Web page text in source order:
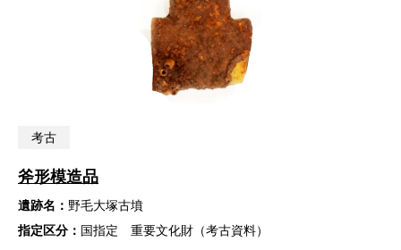
考古
斧形模造品
遺跡名： 野毛大塚古墳
指定区分： 国指定 重要文化財（考古資料）